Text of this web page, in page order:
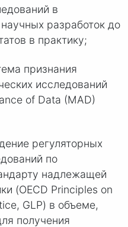
в
разработок до
в практику;
признания
исследований
of Data (MAD)
регуляторных
по
надлежащей
(OECD Principles on
GLP) в объеме,
получения